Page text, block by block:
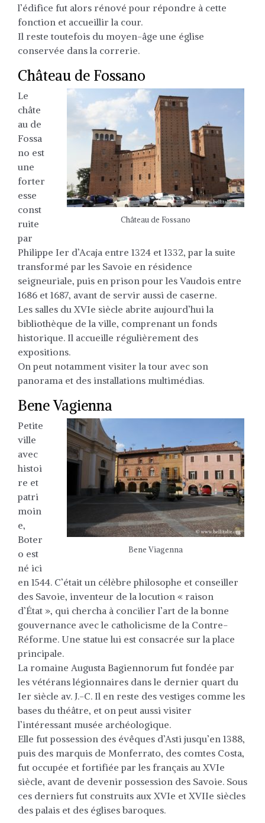
l’édifice fut alors rénové pour répondre à cette
fonction et accueillir la cour.
Il reste toutefois du moyen-âge une église
conservée dans la correrie.
Château de Fossano
Château de Fossano
Le
châte
au de
Fossa
no est
une
forter
esse
const
ruite
par
Philippe Ier d’Acaja entre 1324 et 1332, par la suite
transformé par les Savoie en résidence
seigneuriale, puis en prison pour les Vaudois entre
1686 et 1687, avant de servir aussi de caserne.
Les salles du XVIe siècle abrite aujourd’hui la
bibliothèque de la ville, comprenant un fonds
historique. Il accueille régulièrement des
expositions.
On peut notamment visiter la tour avec son
panorama et des installations multimédias.
Bene Vagienna
Bene Viagenna
Petite
ville
avec
histoi
re et
patri
moin
e,
Boter
o est
né ici
en 1544. C’était un célèbre philosophe et conseiller
des Savoie, inventeur de la locution « raison
d’État », qui chercha à concilier l’art de la bonne
gouvernance avec le catholicisme de la Contre-
Réforme. Une statue lui est consacrée sur la place
principale.
La romaine Augusta Bagiennorum fut fondée par
les vétérans légionnaires dans le dernier quart du
Ier siècle av. J.-C. Il en reste des vestiges comme les
bases du théâtre, et on peut aussi visiter
l’intéressant musée archéologique.
Elle fut possession des évêques d’Asti jusqu’en 1388,
puis des marquis de Monferrato, des comtes Costa,
fut occupée et fortifiée par les français au XVIe
siècle, avant de devenir possession des Savoie. Sous
ces derniers fut construits aux XVIe et XVIIe siècles
des palais et des églises baroques.